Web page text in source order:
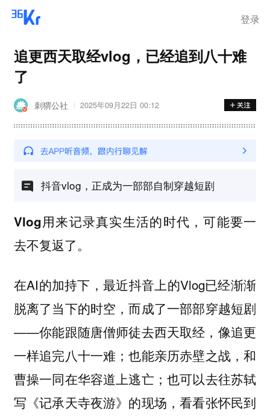
登录
追更西天取经vlog，已经追到八十难
了
刺猬公社 2025年09月22日 00:12
抖音vlog，正成为一部部自制穿越短剧
Vlog用来记录真实生活的时代，可能要一
去不复返了。
在AI的加持下，最近抖音上的Vlog已经渐渐
脱离了当下的时空，而成了一部部穿越短剧
——你能跟随唐僧师徒去西天取经，像追更
一样追完八十一难；也能亲历赤壁之战，和
曹操一同在华容道上逃亡；也可以去往苏轼
写《记承天寺夜游》的现场，看看张怀民到